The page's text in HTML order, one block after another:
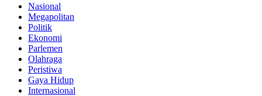
Nasional
Megapolitan
Politik
Ekonomi
Parlemen
Olahraga
Peristiwa
Gaya Hidup
Internasional